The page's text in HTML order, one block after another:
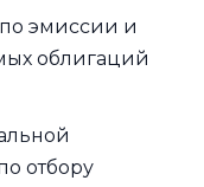
эмиссии и
облигаций
отбору